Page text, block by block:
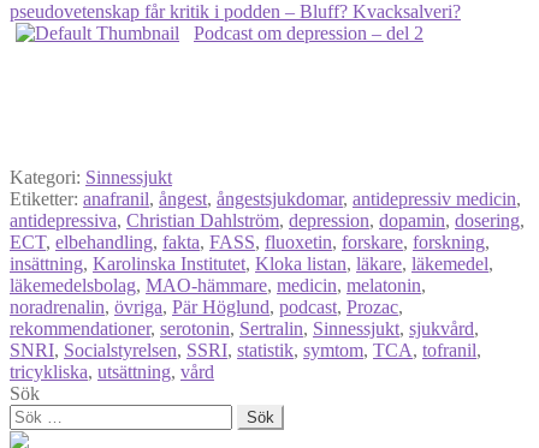
pseudovetenskap får kritik i podden – Bluff? Kvacksalveri?
Podcast om depression – del 2
Kategori: Sinnessjukt
Etiketter: anafranil, ångest, ångestsjukdomar, antidepressiv medicin,
antidepressiva, Christian Dahlström, depression, dopamin, dosering,
ECT, elbehandling, fakta, FASS, fluoxetin, forskare, forskning,
insättning, Karolinska Institutet, Kloka listan, läkare, läkemedel,
läkemedelsbolag, MAO-hämmare, medicin, melatonin,
noradrenalin, övriga, Pär Höglund, podcast, Prozac,
rekommendationer, serotonin, Sertralin, Sinnessjukt, sjukvård,
SNRI, Socialstyrelsen, SSRI, statistik, symtom, TCA, tofranil,
tricykliska, utsättning, vård
Sök
Sök
efter: